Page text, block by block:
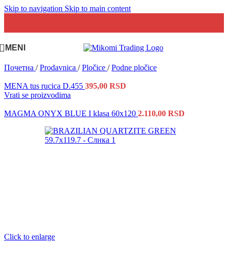
Skip to navigation Skip to main content
MENI
Почетна / Prodavnica / Pločice / Podne pločice
MENA tus rucica D.455 395,00 RSD
Vrati se proizvodima
MAGMA ONYX BLUE I klasa 60x120 2.110,00 RSD
Click to enlarge